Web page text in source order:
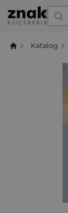
Katalog